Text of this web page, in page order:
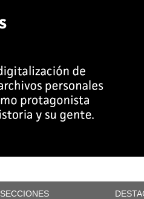
SECCIONES